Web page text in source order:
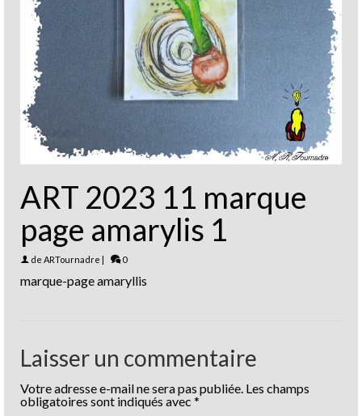
ART 2023 11 marque
page amarylis 1
de ARTournadre | 0
marque-page amaryllis
Laisser un commentaire
Votre adresse e-mail ne sera pas publiée. Les champs
obligatoires sont indiqués avec *